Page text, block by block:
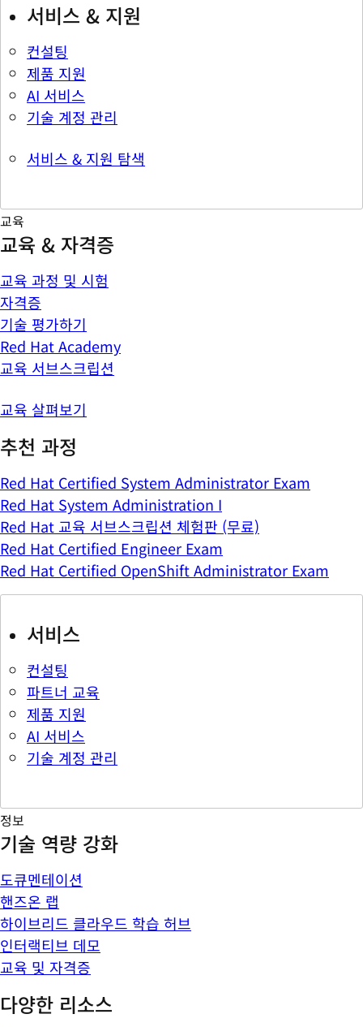
서비스 & 지원
컨설팅
제품 지원
AI 서비스
기술 계정 관리
서비스 & 지원 탐색
교육
교육 & 자격증
교육 과정 및 시험
자격증
기술 평가하기
Red Hat Academy
교육 서브스크립션
교육 살펴보기
추천 과정
Red Hat Certified System Administrator Exam
Red Hat System Administration I
Red Hat 교육 서브스크립션 체험판 (무료)
Red Hat Certified Engineer Exam
Red Hat Certified OpenShift Administrator Exam
서비스
컨설팅
파트너 교육
제품 지원
AI 서비스
기술 계정 관리
정보
기술 역량 강화
도큐멘테이션
핸즈온 랩
하이브리드 클라우드 학습 허브
인터랙티브 데모
교육 및 자격증
다양한 리소스